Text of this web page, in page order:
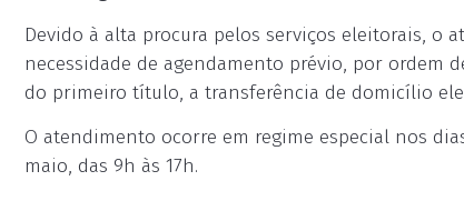
Devido à alta procura pelos serviços eleitorais, o
necessidade de agendamento prévio, por ordem
do primeiro título, a transferência de domicílio
O atendimento ocorre em regime especial nos
maio, das 9h às 17h.